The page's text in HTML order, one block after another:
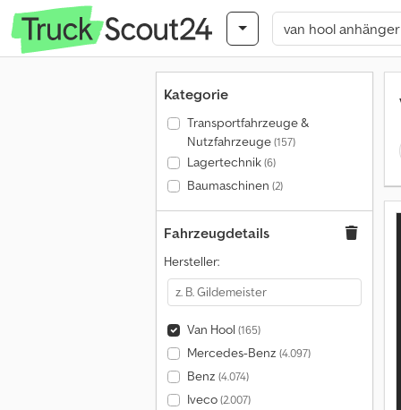
Kategorie
Transportfahrzeuge &
Nutzfahrzeuge(157)
Lagertechnik(6)
Baumaschinen (2)
Fahrzeugdetails
Hersteller:
Van Hool (165)
Mercedes-Benz (4.097)
Benz (4.074)
Iveco(2.007)